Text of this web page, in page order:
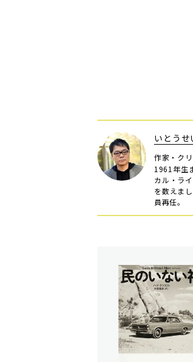
いとうせ
作家・ク
1961年生
カル・ラ
を数えま
員再任。